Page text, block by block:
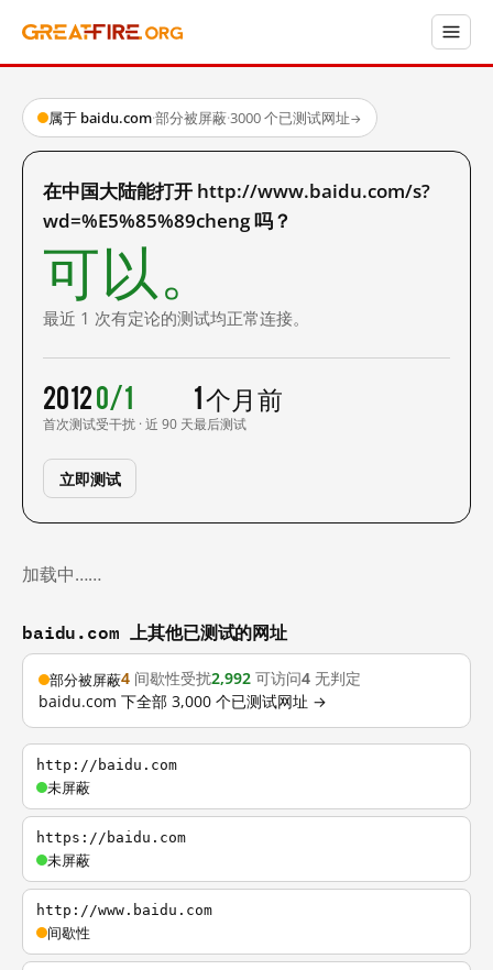
属于 baidu.com·部分被屏蔽·3000 个已测试网址→
在中国大陆能打开 http://www.baidu.com/s?
wd=%E5%85%89cheng 吗？
可以。
最近 1 次有定论的测试均正常连接。
2012
首次测试
0/1
受干扰 · 近 90 天
1 个月前
最后测试
立即测试
加载中……
baidu.com 上其他已测试的网址
部分被屏蔽4 间歇性受扰2,992 可访问4 无判定
baidu.com 下全部 3,000 个已测试网址 →
http://baidu.com
未屏蔽
https://baidu.com
未屏蔽
http://www.baidu.com
间歇性